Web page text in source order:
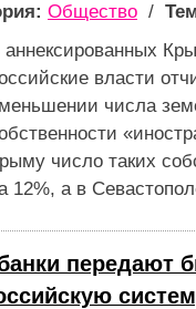
Общество /
аннексированных
власти
числа
число таких
12%, а в
передают